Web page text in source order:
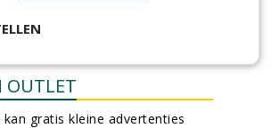
meer Groene Banen
OUTLET
kan gratis kleine advertenties